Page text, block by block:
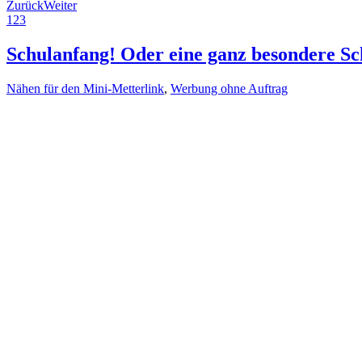
ZurückWeiter
123
Schulanfang! Oder eine ganz besondere
Nähen für den Mini-Metterlink, Werbung ohne Auftrag